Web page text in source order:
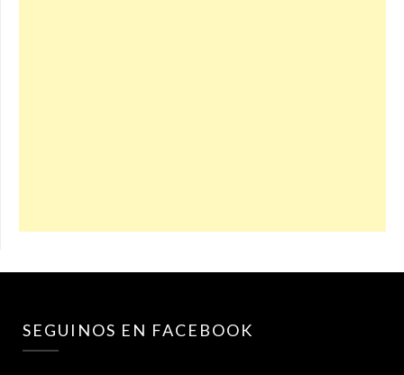
SEGUINOS EN FACEBOOK